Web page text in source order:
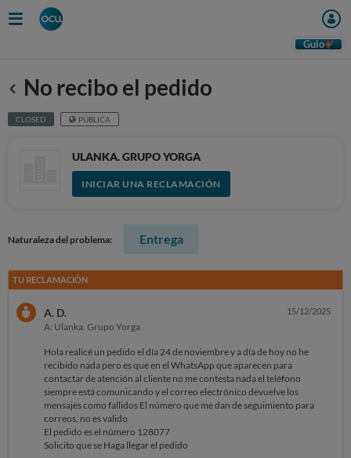
Guio
Anterior
No recibo el pedido
CLOSED PÚBLICA
ULANKA. GRUPO YORGA
INICIAR UNA RECLAMACIÓN
Naturaleza del problema: Entrega
TU RECLAMACIÓN
A. D.
A: Ulanka. Grupo Yorga
15/12/2025
Hola realicé un pedido el día 24 de noviembre y a día de hoy no he
recibido nada pero es que en el WhatsApp que aparecen para
contactar de atención al cliente no me contesta nada el teléfono
siempre está comunicando y el correo electrónico devuelve los
mensajes como fallidos El número que me dan de seguimiento para
correos, no es valido
El pedido es el número 128077
Solicito que se Haga llegar el pedido